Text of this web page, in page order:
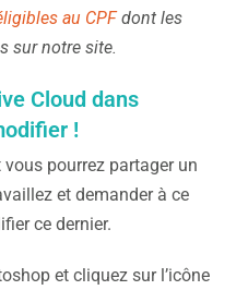
au CPFdont les
sur notre site.
Cloud dans
!
pourrez partager un
et demander à ce
ce dernier.
et cliquez sur l’icône